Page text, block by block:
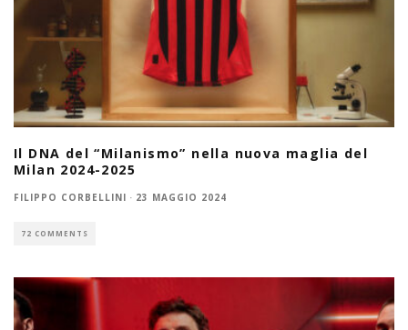
Il DNA del “Milanismo” nella nuova maglia del
Milan 2024-2025
FILIPPO CORBELLINI · 23 MAGGIO 2024
72 COMMENTS